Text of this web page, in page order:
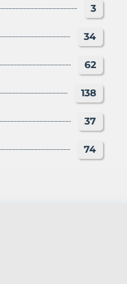
3
34
62
138
37
74